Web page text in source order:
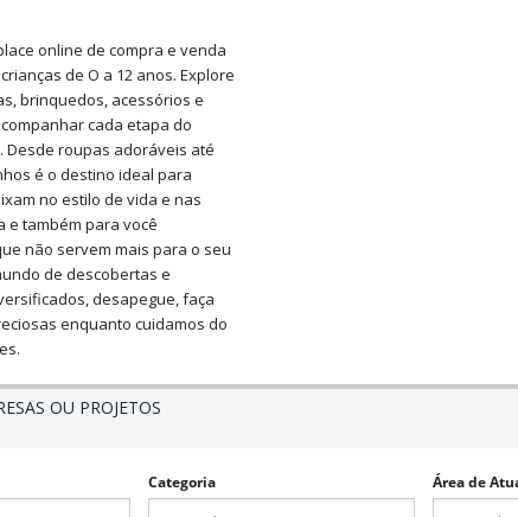
online de compra e venda
de O a 12 anos. Explore
brinquedos, acessórios e
cada etapa do
Desde roupas adoráveis até
é o destino ideal para
no estilo de vida e nas
e também para você
não servem mais para o seu
de descobertas e
desapegue, faça
enquanto cuidamos do
OU PROJETOS
Categoria Área de